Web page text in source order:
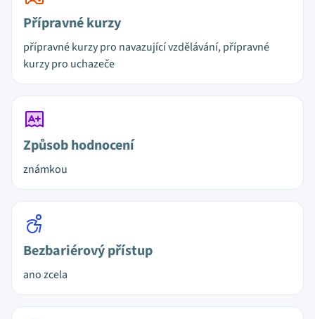
Přípravné kurzy
přípravné kurzy pro navazující vzdělávání, přípravné
kurzy pro uchazeče
Způsob hodnocení
známkou
Bezbariérový přístup
ano zcela